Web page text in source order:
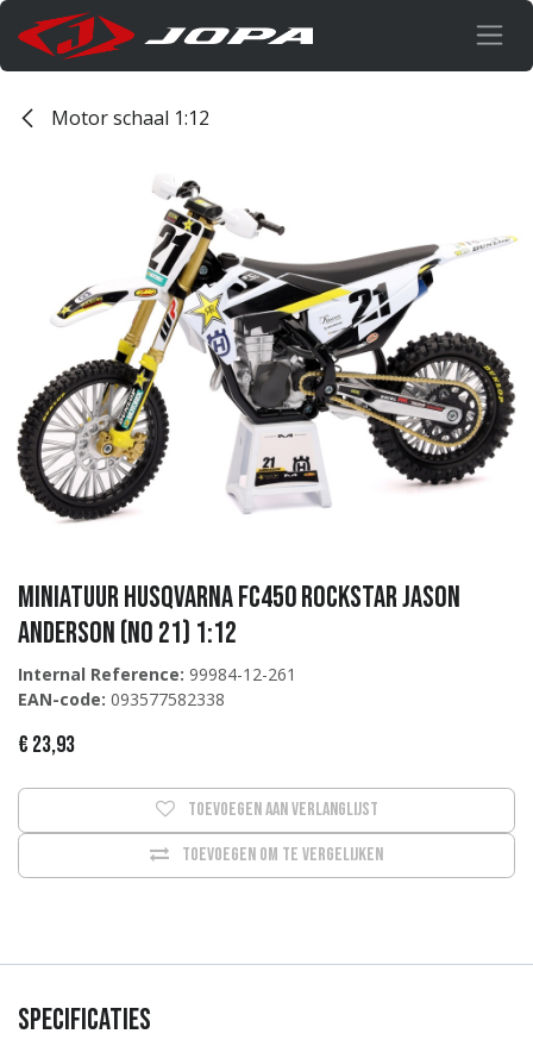
Overslaan naar inhoud
Motor schaal 1:12
Miniatuur Husqvarna FC450 Rockstar Jason
Anderson (No 21) 1:12
Internal Reference: 99984-12-261
EAN-code: 093577582338
€ 23,93
Toevoegen om te vergelijken
Toevoegen aan verlanglijst
Specificaties